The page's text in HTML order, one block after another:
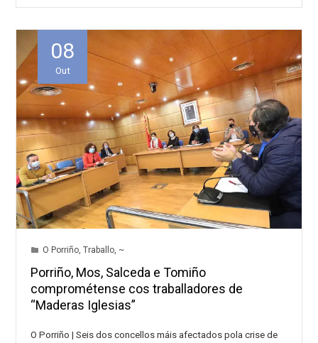
08
Out
O Porriño,Traballo, ~
Porriño, Mos, Salceda e Tomiño
comprométense cos traballadores de
“Maderas Iglesias”
O Porriño | Seis dos concellos máis afectados pola crise de